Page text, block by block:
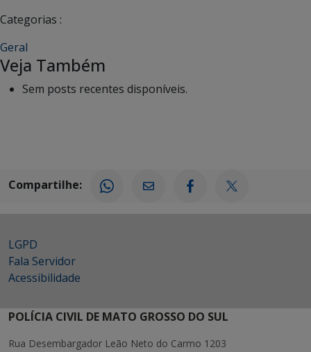
Categorias :
Geral
Veja Também
Sem posts recentes disponíveis.
Compartilhe:
LGPD
Fala Servidor
Acessibilidade
POLÍCIA CIVIL DE MATO GROSSO DO SUL
Rua Desembargador Leão Neto do Carmo 1203